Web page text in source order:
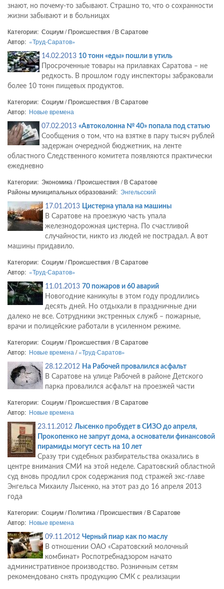
знают, но почему-то забывают. Страшно то, что о сохранности
жизни забывают и в больницах
Категории: Социум / Происшествия / В Саратове
Автор: «Труд-Саратов»
14.02.2013 10 тонн «еды» пошли в утиль
Просроченные товары на прилавках Саратова – не
редкость. В прошлом году инспекторы забраковали
более 10 тонн пищевых продуктов.
Категории: Социум / Происшествия / В Саратове
Автор: Новые времена
07.02.2013 «Автоколонна № 40» попала под статью
Сообщения о том, что на взятке в пару тысяч рублей
задержан очередной бюджетник, на ленте
областного Следственного комитета появляются практически
ежедневно
Категории: Экономика / Происшествия / В Саратове
Районы муниципальных образований: Энгельсский
17.01.2013 Цистерна упала на машины
В Саратове на проезжую часть упала
железнодорожная цистерна. По счастливой
случайности, никто из людей не пострадал. А вот
машины придавило.
Категории: Социум / Происшествия / В Саратове
Автор: «Труд-Саратов»
11.01.2013 70 пожаров и 60 аварий
Новогодние каникулы в этом году продлились
десять дней. Но отдыхали в праздничные дни
далеко не все. Сотрудники экстренных служб – пожарные,
врачи и полицейские работали в усиленном режиме.
Категории: Социум / Происшествия / В Саратове
Автор: Новые времена /«Труд-Саратов»
28.12.2012 На Рабочей провалился асфальт
В Саратове на улице Рабочей в районе Детского
парка провалился асфальт на проезжей части
Категории: Социум / Происшествия / В Саратове
Автор: Новые времена
23.11.2012 Лысенко пробудет в СИЗО до апреля,
Прокопенко не запрут дома, а основатели финансовой
пирамиды могут сесть на 10 лет
Сразу три судебных разбирательства оказались в
центре внимания СМИ на этой неделе. Саратовский областной
суд вновь продлил срок содержания под стражей экс-главе
Энгельса Михаилу Лысенко, на этот раз до 16 апреля 2013
года
Категории: Социум / Политика / Происшествия / В Саратове
Автор: Новые времена
09.11.2012 Черный пиар как по маслу
В отношении ОАО «Саратовский молочный
комбинат» Роспотребнадзором начато
административное производство. Розничным сетям
рекомендовано снять продукцию СМК с реализации